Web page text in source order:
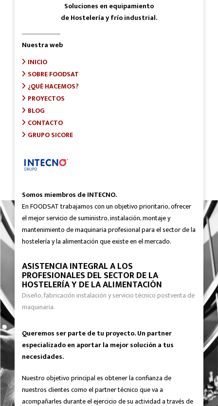
Soluciones en equipamiento
de Hostelería y frío industrial.
Nuestra web
INICIO
SOBRE FOODSAT
¿QUÉ HACEMOS?
PROYECTOS
BLOG
CONTACTO
GRUPO SICORE
Somos miembros de INTECNO.
En FOODSAT trabajamos con un objetivo prioritario, ofrecer
el mejor servicio de suministro, instalación, montaje y
mantenimiento de maquinaria profesional para el sector de la
hostelería y la alimentación que existe en el mercado.
ASISTENCIA INTEGRAL A LOS
PROFESIONALES DEL SECTOR DE LA
HOSTELERÍA Y DE LA ALIMENTACIÓN
Diseño, fabricación instalación y servicio técnico postventa de
maquinaria.
Queremos ser parte de tu proyecto. Un partner
especializado en aportar la mejor solución a tus
necesidades.
Nuestro objetivo principal es obtener la confianza de
nuestros clientes como el partner técnico que va a
acompañarles durante el ejercicio de su actividad a través de